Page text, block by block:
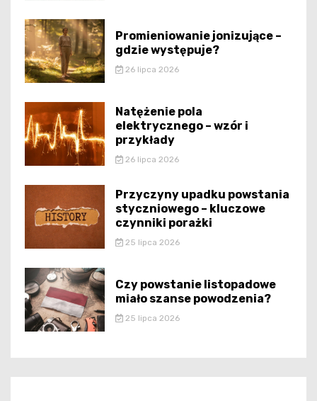
Promieniowanie jonizujące –
gdzie występuje?
26 lipca 2026
Natężenie pola
elektrycznego – wzór i
przykłady
26 lipca 2026
Przyczyny upadku powstania
styczniowego – kluczowe
czynniki porażki
25 lipca 2026
Czy powstanie listopadowe
miało szanse powodzenia?
25 lipca 2026